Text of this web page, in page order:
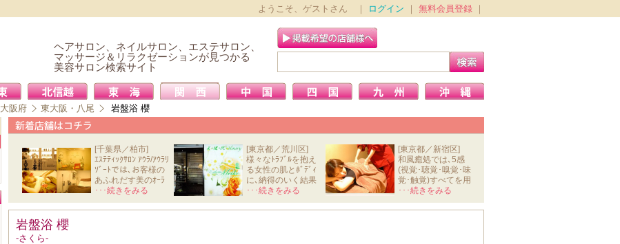
ようこそ、ゲストさん ｜ ログイン 無料会員登録
ヘアサロン、ネイルサロン、エステサロン、
マッサージ＆リラクゼーションが見つかる
美容サロン検索サイト
大阪府 東大阪・八尾 岩盤浴 櫻
[千葉県／柏市]
ｴｽﾃﾃｨｯｸｻﾛﾝ ｱｳﾗ/ｱｳﾗﾘ
ｿﾞｰﾄでは､お客様の
あふれだす美のｵｰﾗ
と心か
･･･続きをみる
[東京都／荒川区]
様々なﾄﾗﾌﾞﾙを抱え
る女性の肌とﾎﾞﾃﾞｨ
に､納得のいく結果
を導きだ
･･･続きをみる
[東京都／新宿区]
和風癒処では､5感
(視覚･聴覚･嗅覚･味
覚･触覚)すべてを用
いて､ｽﾄﾚ
･･･続きをみる
岩盤浴 櫻
-さくら-